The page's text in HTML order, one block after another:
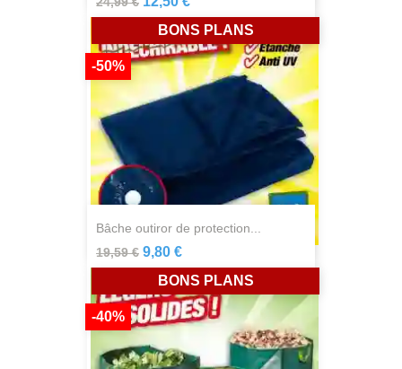
bâche outiror de protection...
19,59 €
-50%
9,80 €
BONS PLANS
-40%
BONS PLANS